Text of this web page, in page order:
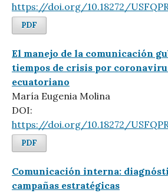
https://doi.org/10.18272/
PDF
El manejo de la comunicación
tiempos de crisis por
ecuatoriano
María Eugenia Molina
DOI:
https://doi.org/10.18272/
PDF
Comunicación interna:
campañas estratégicas